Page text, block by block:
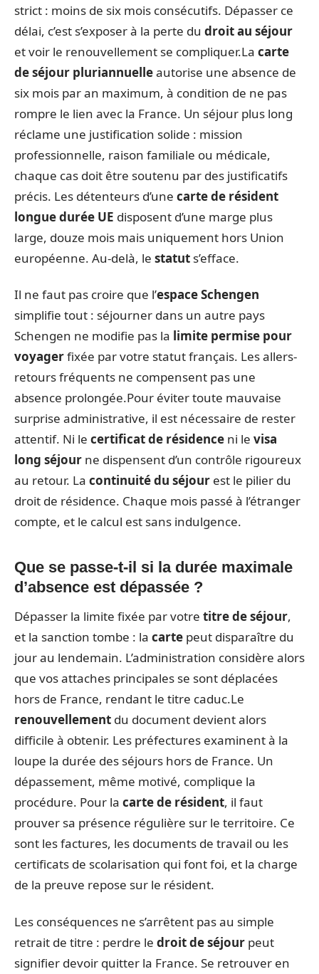
strict : moins de six mois consécutifs. Dépasser ce
délai, c’est s’exposer à la perte du droit au séjour
et voir le renouvellement se compliquer.La carte
de séjour pluriannuelleautorise une absence de
six mois par an maximum, à condition de ne pas
rompre le lien avec la France. Un séjour plus long
réclame une justification solide : mission
professionnelle, raison familiale ou médicale,
chaque cas doit être soutenu par des justificatifs
précis. Les détenteurs d’une carte de résident
longue durée UE disposent d’une marge plus
large, douze mois mais uniquement hors Union
européenne. Au-delà, le statut s’efface.
Il ne faut pas croire que l’espace Schengen
simplifie tout : séjourner dans un autre pays
Schengen ne modifie pas la limite permise pour
voyagerfixée par votre statut français. Les allers-
retours fréquents ne compensent pas une
absence prolongée.Pour éviter toute mauvaise
surprise administrative, il est nécessaire de rester
attentif. Ni le certificat de résidence ni le visa
long séjour ne dispensent d’un contrôle rigoureux
au retour. La continuité du séjour est le pilier du
droit de résidence. Chaque mois passé à l’étranger
compte, et le calcul est sans indulgence.
Que se passe-t-il si la durée maximale
d’absence est dépassée ?
Dépasser la limite fixée par votre titre de séjour,
et la sanction tombe : la carte peut disparaître du
jour au lendemain. L’administration considère alors
que vos attaches principales se sont déplacées
hors de France, rendant le titre caduc.Le
renouvellement du document devient alors
difficile à obtenir. Les préfectures examinent à la
loupe la durée des séjours hors de France. Un
dépassement, même motivé, complique la
procédure. Pour la carte de résident, il faut
prouver sa présence régulière sur le territoire. Ce
sont les factures, les documents de travail ou les
certificats de scolarisation qui font foi, et la charge
de la preuve repose sur le résident.
Les conséquences ne s’arrêtent pas au simple
retrait de titre : perdre le droit de séjour peut
signifier devoir quitter la France. Se retrouver en